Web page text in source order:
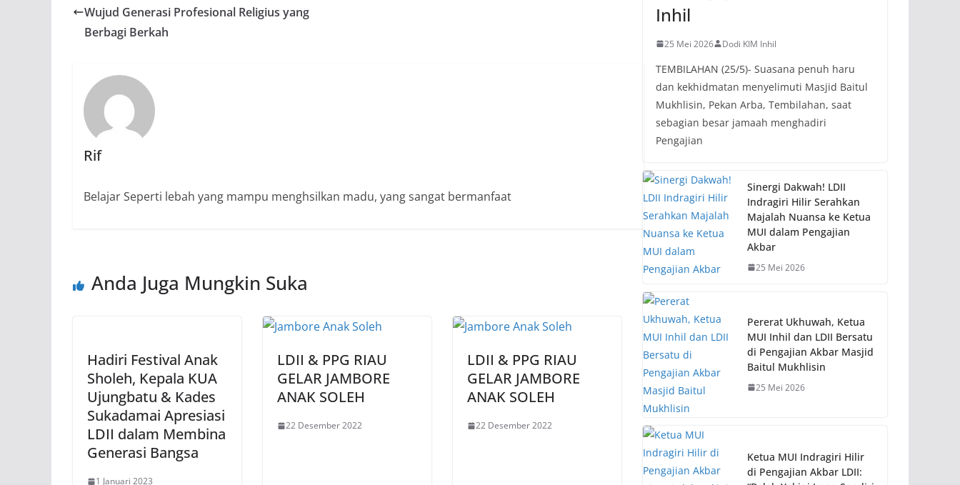
Wujud Generasi Profesional Religius yang
Berbagi Berkah
Rif
Belajar Seperti lebah yang mampu menghsilkan madu, yang sangat bermanfaat
Anda Juga Mungkin Suka
Hadiri Festival Anak
Sholeh, Kepala KUA
Ujungbatu & Kades
Sukadamai Apresiasi
LDII dalam Membina
Generasi Bangsa
1 Januari 2023
LDII & PPG RIAU
GELAR JAMBORE
ANAK SOLEH
22 Desember 2022
LDII & PPG RIAU
GELAR JAMBORE
ANAK SOLEH
22 Desember 2022
Inhil
25 Mei 2026 Dodi KIM Inhil
TEMBILAHAN (25/5)- Suasana penuh haru
dan kekhidmatan menyelimuti Masjid Baitul
Mukhlisin, Pekan Arba, Tembilahan, saat
sebagian besar jamaah menghadiri
Pengajian
Sinergi Dakwah! LDII
Indragiri Hilir Serahkan
Majalah Nuansa ke Ketua
MUI dalam Pengajian
Akbar
25 Mei 2026
Pererat Ukhuwah, Ketua
MUI Inhil dan LDII Bersatu
di Pengajian Akbar Masjid
Baitul Mukhlisin
25 Mei 2026
Ketua MUI Indragiri Hilir
di Pengajian Akbar LDII: